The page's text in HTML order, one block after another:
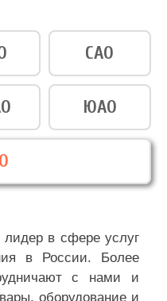
САО
ЮАО
в сфере услуг
в России. Более
с нами и
оборудование и